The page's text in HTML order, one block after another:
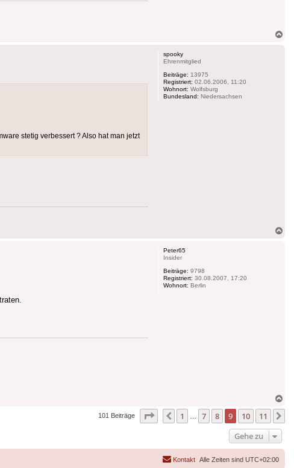
spooky
Ehrenmitglied
Beiträge: 13975
Registriert: 02.06.2006, 11:20
Wohnort: Wolfsburg
Bundesland: Niedersachsen
stetig verbessert ? Also hat man jetzt
Peter65
Insider
Beiträge: 9798
Registriert: 30.08.2007, 17:20
Wohnort: Berlin
101 Beiträge Seite von 11
Vorherige
1 7 8 9 10 11
Gehe zu
Alle Zeiten sind UTC+02:00
Kontakt